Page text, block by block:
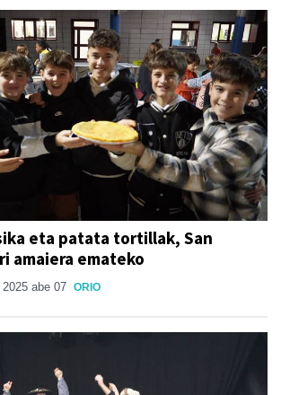
eta patata tortillak, San
amaiera emateko
2025 abe 07 ORIO